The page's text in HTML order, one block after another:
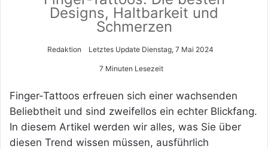
Designs, Haltbarkeit und
Schmerzen
Redaktion Letztes Update Dienstag, 7 Mai 2024
7 Minuten Lesezeit
Finger-Tattoos erfreuen sich einer wachsenden
Beliebtheit und sind zweifellos ein echter Blickfang.
In diesem Artikel werden wir alles, was Sie über
diesen Trend wissen müssen, ausführlich